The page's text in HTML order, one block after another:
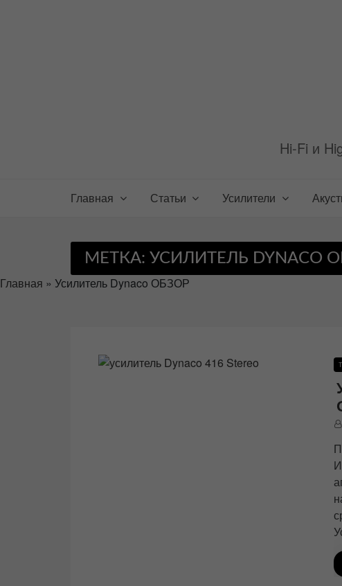
Hi-Fi и
Главная Статьи Усилители
МЕТКА: УСИЛИТЕЛЬ DYNACO
Главная » Усилитель Dynaco ОБЗОР